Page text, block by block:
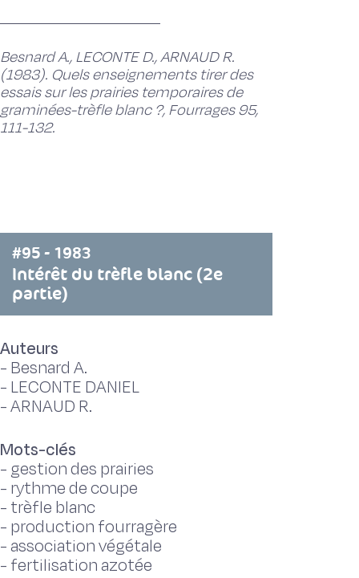
Besnard A., LECONTE D., ARNAUD R.
(1983). Quels enseignements tirer des
essais sur les prairies temporaires de
graminées-trèfle blanc ?, Fourrages 95,
111-132.
#95 - 1983
Intérêt du trèfle blanc (2e
partie)
Auteurs
- Besnard A.
- LECONTE DANIEL
-ARNAUD R.
Mots-clés
- gestion des prairies
- rythme de coupe
- trèfle blanc
- production fourragère
- association végétale
- fertilisation azotée